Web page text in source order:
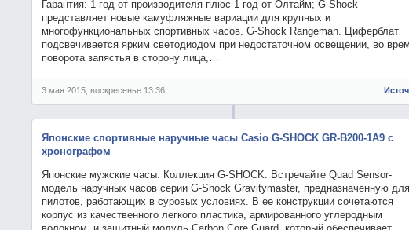
Гарантия: 1 год от производителя плюс 1 год от Олтайм; G-Shock
представляет новые камуфляжные вариации для крупных и
многофункциональных спортивных часов. G-Shock Rangeman. Циферблат
подсвечивается ярким светодиодом при недостаточном освещении, во
поворота запястья в сторону лица,…
3 мая 2015, воскресенье 13:36
Японские спортивные наручные часы Casio G-SHOCK GR-B200-1A9 с
хронографом
Японские мужские часы. Коллекция G-SHOCK. Встречайте Quad Sensor-
модель наручных часов серии G-Shock Gravitymaster, предназначенную для
пилотов, работающих в суровых условиях. В ее конструкции сочетаются
корпус из качественного легкого пластика, армированного углеродным